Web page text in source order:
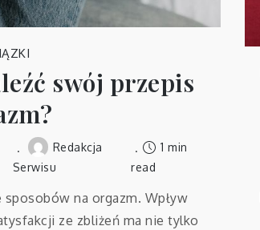
swój przepis
Redakcja
Serwisu
1 min
read
na orgazm. Wpływ
ze zbliżeń ma nie tylko